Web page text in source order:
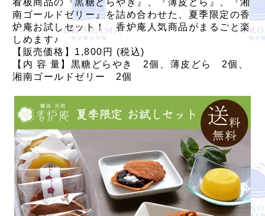
看板商品の『黒糖どらやき』、『薄皮どら』、『湘
南ゴールドゼリー』を詰め合わせた、夏季限定の香
炉庵お試しセット！ 香炉庵人気商品がまるごと楽
しめます♪
【販売価格】1,800円 (税込)
【内 容 量】黒糖どらやき 2個、薄皮どら 2個、
湘南ゴールドゼリー 2個